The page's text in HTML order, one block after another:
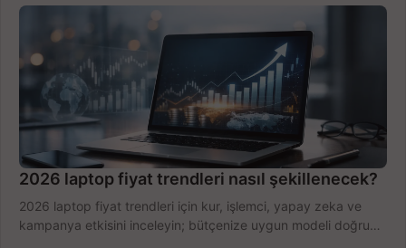
2026 laptop fiyat trendleri nasıl şekillenecek?
2026 laptop fiyat trendleri için kur, işlemci, yapay zeka ve
kampanya etkisini inceleyin; bütçenize uygun modeli doğru